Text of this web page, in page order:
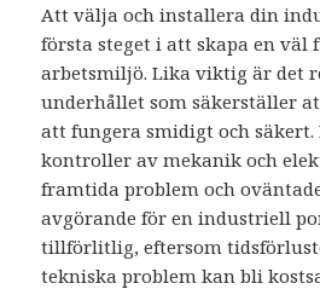
Att välja och installera din
första steget i att skapa en väl
arbetsmiljö. Lika viktig är det
underhållet som säkerställer
att fungera smidigt och säkert.
kontroller av mekanik och
framtida problem och
avgörande för en industriell
tillförlitlig, eftersom
tekniska problem kan bli